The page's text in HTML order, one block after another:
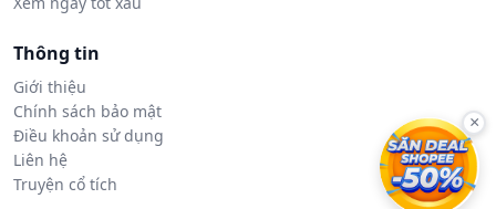
Thông tin
Giới thiệu
Chính sách bảo mật
Điều khoản sử dụng
Liên hệ
Truyện cổ tích
×